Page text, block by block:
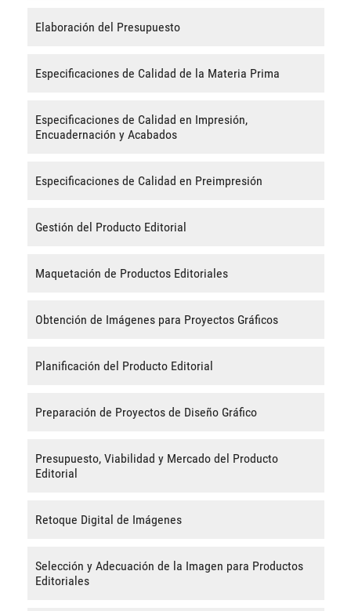
Elaboración del Presupuesto
Especificaciones de Calidad de la Materia Prima
Especificaciones de Calidad en Impresión,
Encuadernación y Acabados
Especificaciones de Calidad en Preimpresión
Gestión del Producto Editorial
Maquetación de Productos Editoriales
Obtención de Imágenes para Proyectos Gráficos
Planificación del Producto Editorial
Preparación de Proyectos de Diseño Gráfico
Presupuesto, Viabilidad y Mercado del Producto
Editorial
Retoque Digital de Imágenes
Selección y Adecuación de la Imagen para Productos
Editoriales